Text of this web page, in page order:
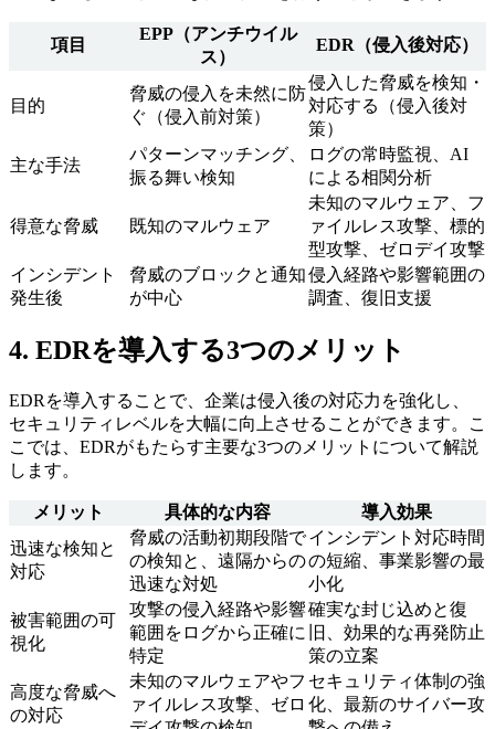
項目
EPP（アンチウイル
ス）
EDR（侵入後対応）
目的
脅威の侵入を未然に防
ぐ（侵入前対策）
侵入した脅威を検知・
対応する（侵入後対
策）
主な手法
パターンマッチング、
振る舞い検知
ログの常時監視、AI
による相関分析
得意な脅威 既知のマルウェア
未知のマルウェア、フ
ァイルレス攻撃、標的
型攻撃、ゼロデイ攻撃
インシデント
発生後
脅威のブロックと通知
が中心
侵入経路や影響範囲の
調査、復旧支援
4. EDRを導入する3つのメリット
EDRを導入することで、企業は侵入後の対応力を強化し、
セキュリティレベルを大幅に向上させることができます。こ
こでは、EDRがもたらす主要な3つのメリットについて解説
します。
メリット 具体的な内容
導入効果
迅速な検知と
対応
脅威の活動初期段階で
の検知と、遠隔からの
迅速な対処
インシデント対応時間
の短縮、事業影響の最
小化
被害範囲の可
視化
攻撃の侵入経路や影響
範囲をログから正確に
特定
確実な封じ込めと復
旧、効果的な再発防止
策の立案
高度な脅威へ
の対応
未知のマルウェアやフ
ァイルレス攻撃、ゼロ
セキュリティ体制の強
化、最新のサイバー攻